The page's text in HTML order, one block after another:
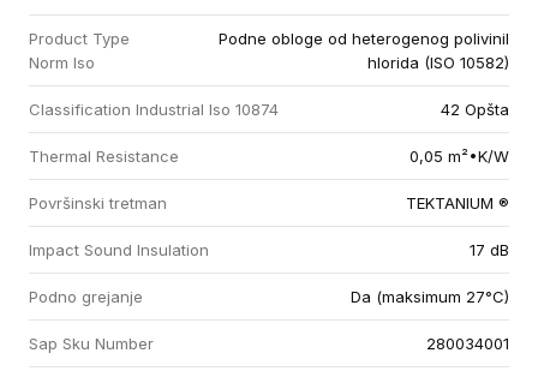
Product Type
Norm Iso
Podne obloge od heterogenog polivinil
hlorida (ISO 10582)
Classification Industrial Iso 10874 42 Opšta
Thermal Resistance 0,05 m²•K/W
Površinski tretman TEKTANIUM ®
Impact Sound Insulation 17 dB
Podno grejanje Da (maksimum 27°C)
Sap Sku Number 280034001